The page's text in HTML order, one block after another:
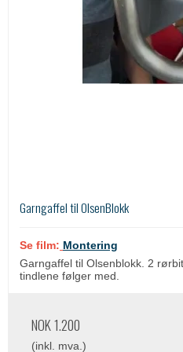
Garngaffel til OlsenBlokk
Se film: Montering
Garngaffel til Olsenblokk. 2
tindlene følger med.
NOK 1.200
(inkl. mva.)